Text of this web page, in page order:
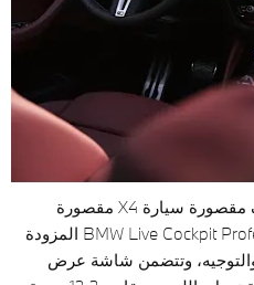
يوجد في منتصف مقصورة سيارة X4 مقصورة
القيادة BMW Live Cockpit Professional المزودة
وتتضمن شاشة عرض